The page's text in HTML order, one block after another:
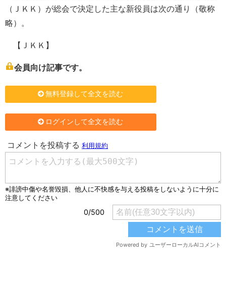
（ＪＫＫ）が総会で決定した主な新役員は次の通り（敬称
略）。
【ＪＫＫ】
会員向け記事です。
無料登録して全文を読む
ログインして全文を読む